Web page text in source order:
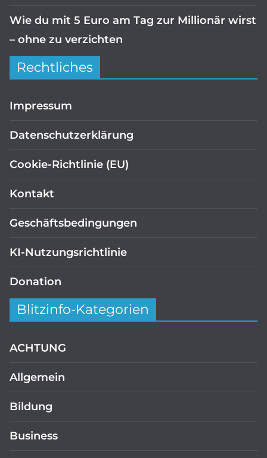
Wie du mit 5 Euro am Tag zur Millionär wirst
– ohne zu verzichten
Rechtliches
Impressum
Datenschutzerklärung
Cookie-Richtlinie (EU)
Kontakt
Geschäftsbedingungen
KI-Nutzungsrichtlinie
Donation
Blitzinfo-Kategorien
ACHTUNG
Allgemein
Bildung
Business